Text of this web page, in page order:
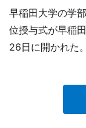
早稲田大学の学
位授与式が早稲
26日に開かれた。